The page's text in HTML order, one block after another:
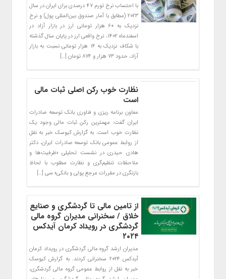
با احتساب نرخ تورم ۴۷ درصدی برای ایران در سال
۲۰۲۳ (مطابق با آمار صندوق بین‌المللی پول) و نرخ
نزدیک به ۶۰ هزار تومانی ارز در بازار آزاد در
اسفندماه ۱۴۰۲، نرخ واقعی ارز در پایان سال گذشته
با شکاف نزدیک به ۱۴ هزار تومانی نسبت به بازار
آزاد، حدود ۷۳ هزار و ۸۷۴ تومان […]
نظارت خوب رکن اصلی ثبات مالی
است
معاون برنامه ریزی و فناوری بانک توسعه صادرات
ایران گفت: مهمترین رکن ثبات مالی وجود یک
نظارت خوب است. به گزارش کیوسک خبر به نقل
از روابط عمومی بانک توسعه صادرات ایران، دکتر
هادی حیدری در نشست تحلیلی «ظرفیت‌ها و
ملاحظات تنظیم‌گری و نظارت مطلوب با لحاظ
بازنگری در مقررات مرجع پولی و بانکی» سی […]
از تامین مالی تا گردشگری و صنایع
خلاق / سخنرانی مدیران گروه مالی
گردشگری در رویداد کرمان آیدکس
۲۰۲۴
مدیران ارشد گروه مالی گردشگری در رویداد کرمان
آیدکس ۲۰۲۴ سخنرانی کردند. به گزارش کیوسک
خبر به نقل از روابط عمومی گروه مالی گردشگری،